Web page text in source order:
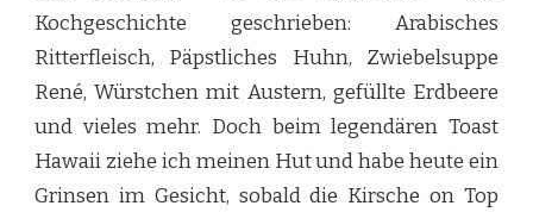
Kochgeschichte geschrieben: Arabisches
Ritterfleisch, Päpstliches Huhn, Zwiebelsuppe
René, Würstchen mit Austern, gefüllte Erdbeere
und vieles mehr. Doch beim legendären Toast
Hawaii ziehe ich meinen Hut und habe heute ein
Grinsen im Gesicht, sobald die Kirsche on Top